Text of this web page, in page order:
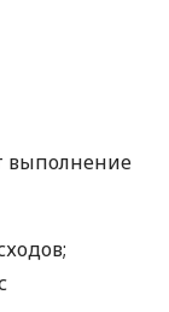
выполнение